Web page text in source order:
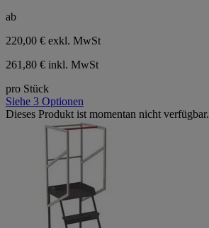
ab
220,00 € exkl. MwSt
261,80 € inkl. MwSt
pro Stück
Siehe 3 Optionen
Dieses Produkt ist momentan nicht verfügbar.